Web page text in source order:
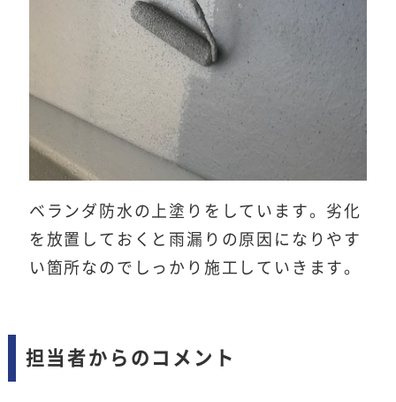
ベランダ防水の上塗りをしています。劣化
を放置しておくと雨漏りの原因になりやす
い箇所なのでしっかり施工していきます。
担当者からのコメント